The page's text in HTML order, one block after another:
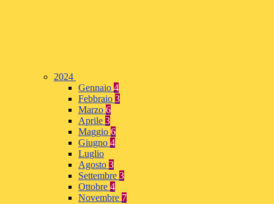
2024
Gennaio 4
Febbraio 3
Marzo 6
Aprile 3
Maggio 6
Giugno 4
Luglio
Agosto 3
Settembre 3
Ottobre 4
Novembre 7